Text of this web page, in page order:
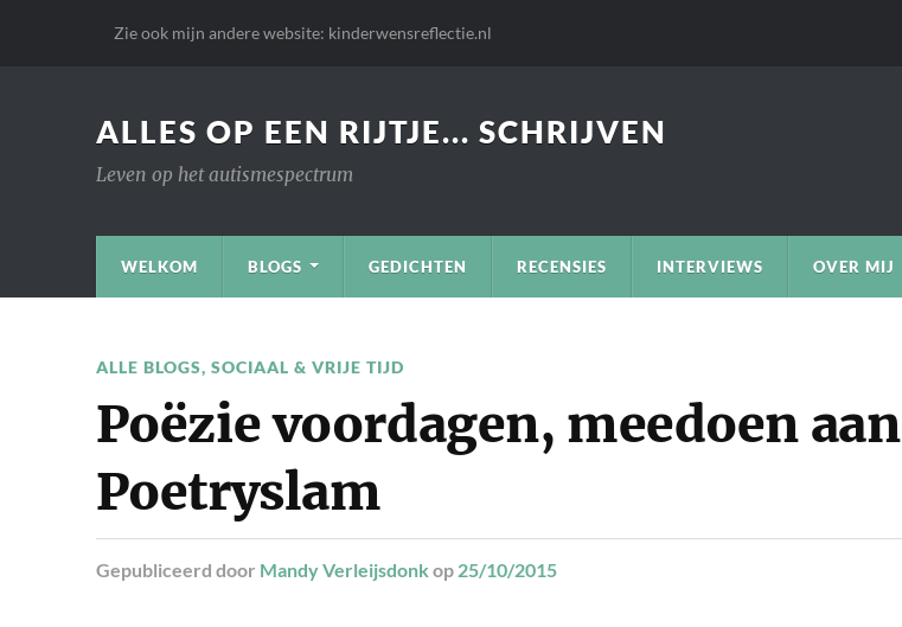
Zie ook mijn andere website: kinderwensreflectie.nl
ALLES OP EEN RIJTJE... SCHRIJVEN
Leven op het autismespectrum
WELKOM BLOGS GEDICHTEN RECENSIES INTERVIEWS OVER MIJ
ALLE BLOGS, SOCIAAL & VRIJE TIJD
Poëzie voordagen, meedoen aan
Poetryslam
Gepubliceerd door Mandy Verleijsdonk op 25/10/2015